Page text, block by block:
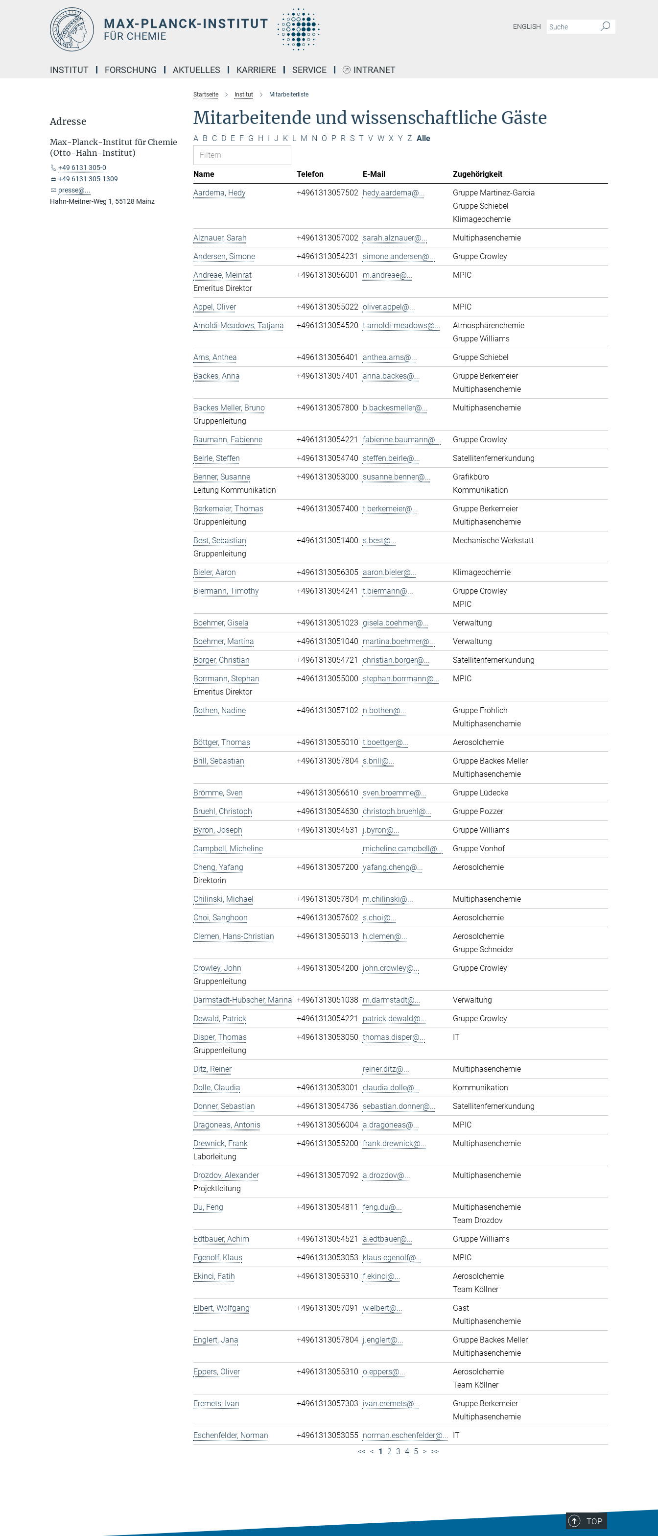
ENGLISH
INSTITUT FORSCHUNG AKTUELLES KARRIERE SERVICE INTRANET
Startseite Institut Mitarbeiterliste
Mitarbeitende und wissenschaftliche Gäste
A B C D E F G H I J K L M N O P R S T V W X Y Z Alle
Name Telefon E-Mail
Zugehörigkeit
Aardema, Hedy
+4961313057502 hedy.aardema@...
Gruppe Martinez-Garcia
Gruppe Schiebel
Klimageochemie
Alznauer, Sarah
+4961313057002 sarah.alznauer@...
Multiphasenchemie
Andersen, Simone
+4961313054231 simone.andersen@...
Gruppe Crowley
Andreae, Meinrat
Emeritus Direktor
+4961313056001 m.andreae@... MPIC
Appel, Oliver +4961313055022 oliver.appel@...
MPIC
Arnoldi-Meadows, Tatjana
+4961313054520 t.arnoldi-meadows@...
Atmosphärenchemie
Gruppe Williams
Arns, Anthea
+4961313056401 anthea.arns@...
Gruppe Schiebel
Backes, Anna
+4961313057401 anna.backes@...
Gruppe Berkemeier
Multiphasenchemie
Backes Meller, Bruno
Gruppenleitung
+4961313057800 b.backesmeller@... Multiphasenchemie
Baumann, Fabienne +4961313054221 fabienne.baumann@...
Gruppe Crowley
Beirle, Steffen
+4961313054740 steffen.beirle@...
Satellitenfernerkundung
Benner, Susanne
Leitung Kommunikation
+4961313053000 susanne.benner@...
Grafikbüro
Kommunikation
Berkemeier, Thomas
Gruppenleitung
+4961313057400 t.berkemeier@...
Gruppe Berkemeier
Multiphasenchemie
Best, Sebastian
Gruppenleitung
+4961313051400 s.best@... Mechanische Werkstatt
Bieler, Aaron +4961313056305 aaron.bieler@...
Klimageochemie
Biermann, Timothy
+4961313054241 t.biermann@...
Gruppe Crowley
MPIC
Boehmer, Gisela
+4961313051023 gisela.boehmer@...
Verwaltung
Boehmer, Martina
+4961313051040 martina.boehmer@...
Verwaltung
Borger, Christian
+4961313054721 christian.borger@...
Satellitenfernerkundung
Borrmann, Stephan
Emeritus Direktor
+4961313055000 stephan.borrmann@... MPIC
Bothen, Nadine +4961313057102 n.bothen@...
Gruppe Fröhlich
Multiphasenchemie
Böttger, Thomas
+4961313055010 t.boettger@...
Aerosolchemie
Brill, Sebastian
+4961313057804 s.brill@...
Gruppe Backes Meller
Multiphasenchemie
Brömme, Sven
+4961313056610 sven.broemme@...
Gruppe Lüdecke
Bruehl, Christoph
+4961313054630 christoph.bruehl@...
Gruppe Pozzer
Byron, Joseph
+4961313054531 j.byron@...
Gruppe Williams
Campbell, Micheline
micheline.campbell@...
Gruppe Vonhof
Cheng, Yafang
Direktorin
+4961313057200 yafang.cheng@... Aerosolchemie
Chilinski, Michael +4961313057804 m.chilinski@...
Multiphasenchemie
Choi, Sanghoon
+4961313057602 s.choi@...
Aerosolchemie
Clemen, Hans-Christian
+4961313055013 h.clemen@...
Aerosolchemie
Gruppe Schneider
Crowley, John
Gruppenleitung
+4961313054200 john.crowley@... Gruppe Crowley
Darmstadt-Hubscher, Marina +4961313051038 m.darmstadt@...
Verwaltung
Dewald, Patrick
+4961313054221 patrick.dewald@...
Gruppe Crowley
Disper, Thomas
Gruppenleitung
+4961313053050 thomas.disper@... IT
Ditz, Reiner reiner.ditz@...
Multiphasenchemie
Dolle, Claudia
+4961313053001 claudia.dolle@...
Kommunikation
Donner, Sebastian
+4961313054736 sebastian.donner@...
Satellitenfernerkundung
Dragoneas, Antonis
+4961313056004 a.dragoneas@...
MPIC
Drewnick, Frank
Laborleitung
+4961313055200 frank.drewnick@... Multiphasenchemie
Drozdov, Alexander
Projektleitung
+4961313057092 a.drozdov@... Multiphasenchemie
Du, Feng +4961313054811 feng.du@...
Multiphasenchemie
Team Drozdov
Edtbauer, Achim
+4961313054521 a.edtbauer@...
Gruppe Williams
Egenolf, Klaus
+4961313053053 klaus.egenolf@...
MPIC
Ekinci, Fatih
+4961313055310 f.ekinci@...
Aerosolchemie
Team Köllner
Elbert, Wolfgang
+4961313057091 w.elbert@...
Gast
Multiphasenchemie
Englert, Jana
+4961313057804 j.englert@...
Gruppe Backes Meller
Multiphasenchemie
Eppers, Oliver
+4961313055310 o.eppers@...
Aerosolchemie
Team Köllner
Eremets, Ivan
+4961313057303 ivan.eremets@...
Gruppe Berkemeier
Multiphasenchemie
Eschenfelder, Norman
+4961313053055 norman.eschenfelder@... IT
<< < 1 2 3 4 5 > >>
Adresse
Max-Planck-Institut für Chemie
(Otto-Hahn-Institut)
+49 6131 305-0
+49 6131 305-1309
presse@...
Hahn-Meitner-Weg 1, 55128 Mainz
TOP